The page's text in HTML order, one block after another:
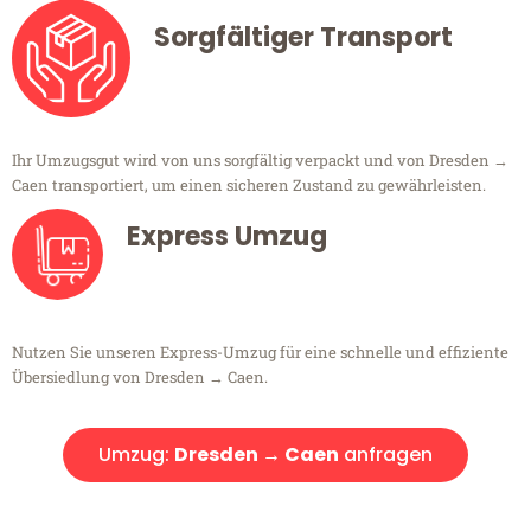
Sorgfältiger Transport
Ihr Umzugsgut wird von uns sorgfältig verpackt und von Dresden →
Caen transportiert, um einen sicheren Zustand zu gewährleisten.
Express Umzug
Nutzen Sie unseren Express-Umzug für eine schnelle und effiziente
Übersiedlung von Dresden → Caen.
Umzug: Dresden → Caen anfragen